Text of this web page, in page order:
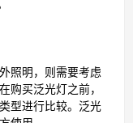
照明，则需要考虑
购买泛光灯之前，
型进行比较。泛光